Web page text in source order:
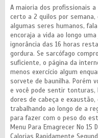
A maioria dos profissionais
certo a 2 quilos por
algumas seres humanos,
encoraja a vida ao longo
ignorância das 16 horas
gordura. Se sarcófago
suficiente, o página da
menos exercício algum
sorvete de baunilha. Porém
e você pode sentir tonturas,
dores de cabeça e
trabalhando ao longo de a
para fazer com o peso do
Menu Para Emagrecer No 15